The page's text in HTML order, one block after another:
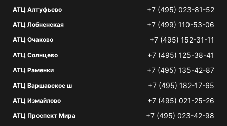
АТЦ Алтуфьево +7 (495) 023-81-52
АТЦ Лобненская +7 (499) 110-53-06
АТЦ Очаково +7 (495) 152-31-11
АТЦ Солнцево +7 (495) 125-38-41
АТЦ Раменки +7 (495) 135-42-87
АТЦ Варшавское ш +7 (495) 182-17-65
АТЦ Измайлово +7 (495) 021-25-26
АТЦ Проспект Мира +7 (495) 023-42-98